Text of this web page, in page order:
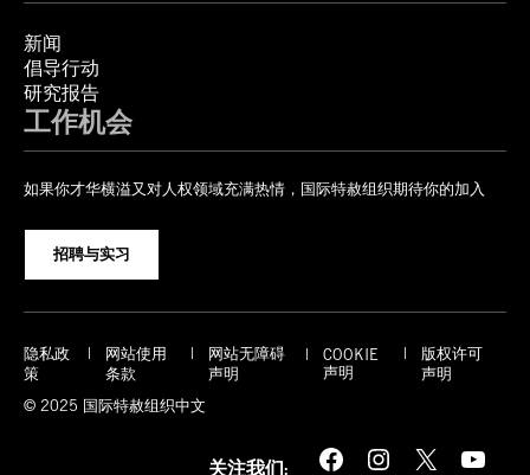
新闻
倡导行动
研究报告
工作机会
如果你才华横溢又对人权领域充满热情，国际特赦组织期待你的加入
招聘与实习
隐私政
策
网站使用
条款
网站无障碍
声明
COOKIE
声明
版权许可
声明
© 2025 国际特赦组织中文
关注我们: Facebook Instagram X YouTube